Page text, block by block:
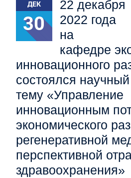
ДЕК
30
22 декабря
2022 года
на
кафедре
инновационного
состоялся
тему «Управление
инновационным
экономического
регенеративной
перспективной
здравоохранения»